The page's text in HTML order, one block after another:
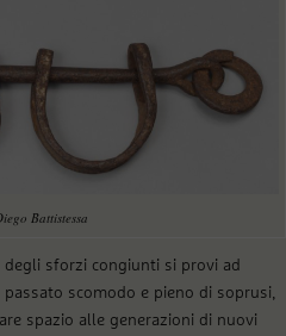
Battistessa
sforzi congiunti si provi ad
scomodo e pieno di soprusi,
spazio alle generazioni di nuovi